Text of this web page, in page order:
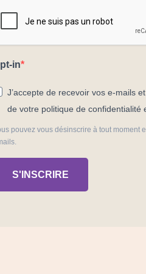
in
J’accepte de recevoir vos e-mails
de votre politique de confidentialité
pouvez vous désinscrire à tout moment
S'INSCRIRE